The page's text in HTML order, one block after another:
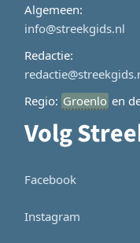
Algemeen:
info@streekgids.nl
Redactie:
Regio: Groenlo en
Volg
Facebook
Instagram